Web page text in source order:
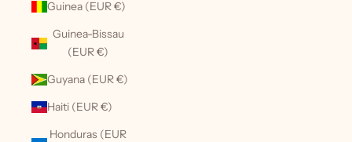
Guinea (EUR €)
Guinea-Bissau
(EUR €)
Guyana (EUR €)
Haiti (EUR €)
Honduras (EUR